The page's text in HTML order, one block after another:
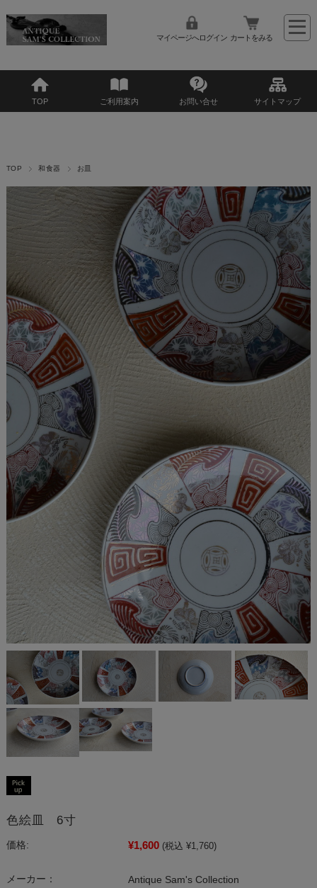
マイページへログイン カートをみる
TOP ご利用案内 お問い合せ サイトマップ
TOP 和食器 お皿
色絵皿 6寸
価格: ¥1,600 (税込 ¥1,760)
メーカー：
Antique Sam's Collection